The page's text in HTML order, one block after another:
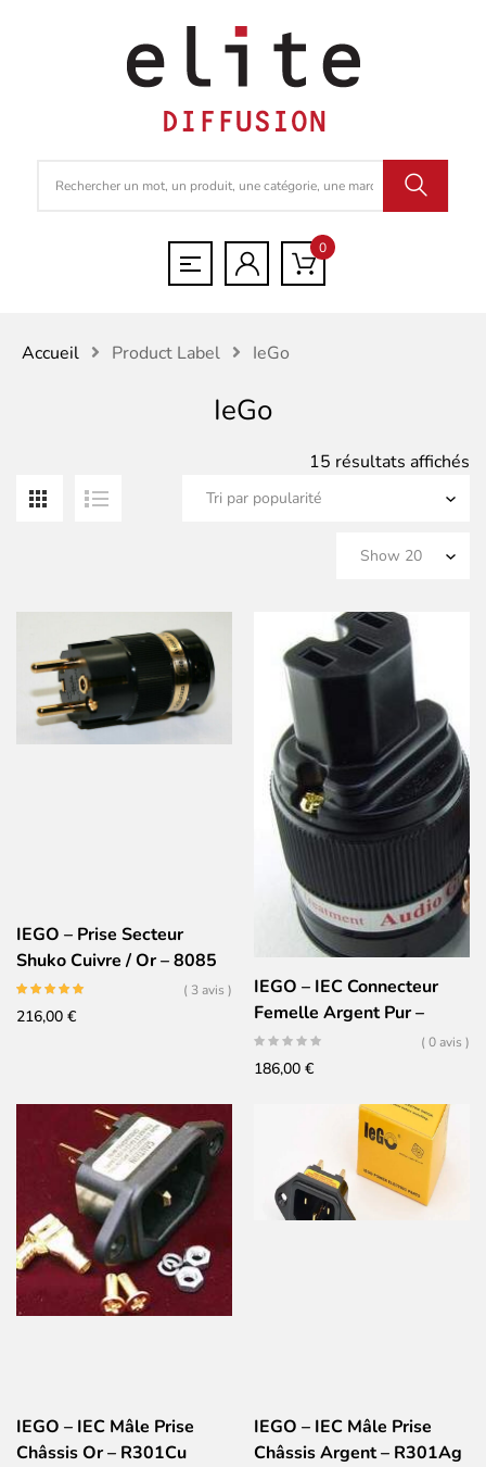
0
Accueil Product Label IeGo
IeGo
15 résultats affichés
IEGO – Prise Secteur
Shuko Cuivre / Or – 8085
( 3 avis )
216,00 €
IEGO – IEC Connecteur
Femelle Argent Pur –
8095
( 0 avis )
186,00 €
IEGO – IEC Mâle Prise
Châssis Or – R301Cu
IEGO – IEC Mâle Prise
Châssis Argent – R301Ag